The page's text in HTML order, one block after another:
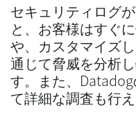
セキュリティログ
と、お客様はすぐ
や、カスタマイズ
通じて脅威を分析
す。また、
て詳細な調査も行え